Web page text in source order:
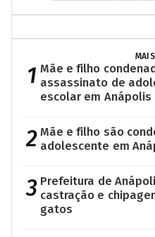
1 Mãe e filho
assassinato de
escolar em Anápolis
2 Mãe e filho são
adolescente em
3 Prefeitura de
castração e
gatos